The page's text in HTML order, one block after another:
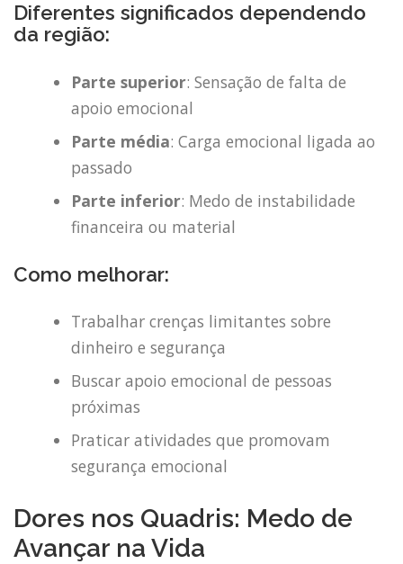
Diferentes significados dependendo
da região:
Parte superior: Sensação de falta de
apoio emocional
Parte média: Carga emocional ligada ao
passado
Parte inferior: Medo de instabilidade
financeira ou material
Como melhorar:
Trabalhar crenças limitantes sobre
dinheiro e segurança
Buscar apoio emocional de pessoas
próximas
Praticar atividades que promovam
segurança emocional
Dores nos Quadris: Medo de
Avançar na Vida